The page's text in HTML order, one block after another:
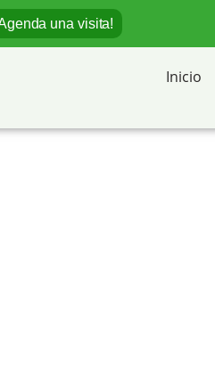
una visita!
Inicio